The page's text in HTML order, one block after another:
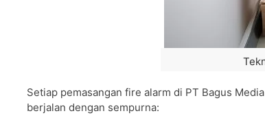
Setiap pemasangan fire alarm di PT Bagus
berjalan dengan sempurna: